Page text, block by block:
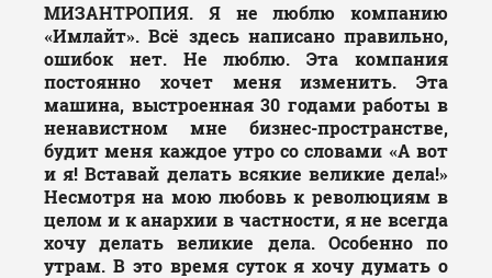
МИЗАНТРОПИЯ. Я не люблю компанию
«Имлайт». Всё здесь написано правильно,
ошибок нет. Не люблю. Эта компания
постоянно хочет меня изменить. Эта
машина, выстроенная 30 годами работы в
ненавистном мне бизнес-пространстве,
будит меня каждое утро со словами «А вот
и я! Вставай делать всякие великие дела!»
Несмотря на мою любовь к революциям в
целом и к анархии в частности, я не всегда
хочу делать великие дела. Особенно по
утрам. В это время суток я хочу думать о